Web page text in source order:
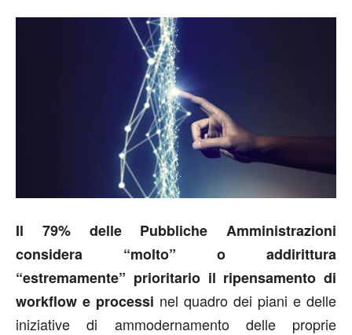
Il 79% delle Pubbliche Amministrazioni
considera “molto” o addirittura
“estremamente” prioritario il ripensamento di
workflow e processi nel quadro dei piani e delle
iniziative di ammodernamento delle proprie